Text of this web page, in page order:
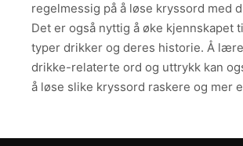
regelmessig på å løse kryssord med
Det er også nyttig å øke kjennskapet
typer drikker og deres historie. Å
drikke-relaterte ord og uttrykk kan
å løse slike kryssord raskere og mer